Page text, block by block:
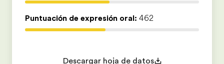
Puntuación de expresión oral: 462
Descargar hoja de datos